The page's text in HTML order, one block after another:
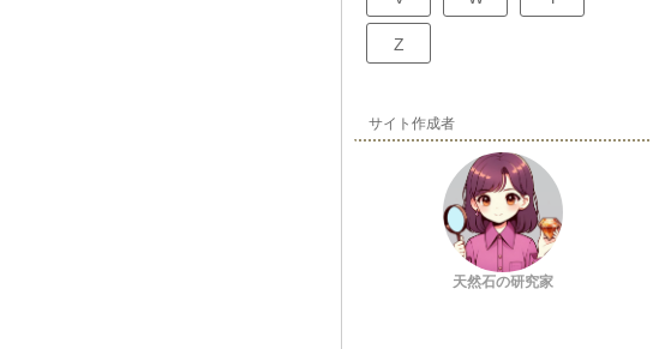
Z
サイト作成者
天然石の研究家